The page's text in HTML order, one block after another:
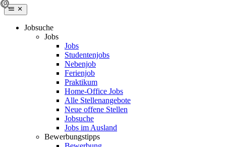
Jobsuche
Jobs
Jobs
Studentenjobs
Nebenjob
Ferienjob
Praktikum
Home-Office Jobs
Alle Stellenangebote
Neue offene Stellen
Jobsuche
Jobs im Ausland
Bewerbungstipps